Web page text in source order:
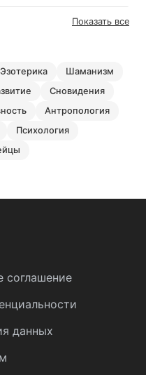
Показать все
эзотерика
шаманизм
сновидения
антропология
психология
соглашение
данных